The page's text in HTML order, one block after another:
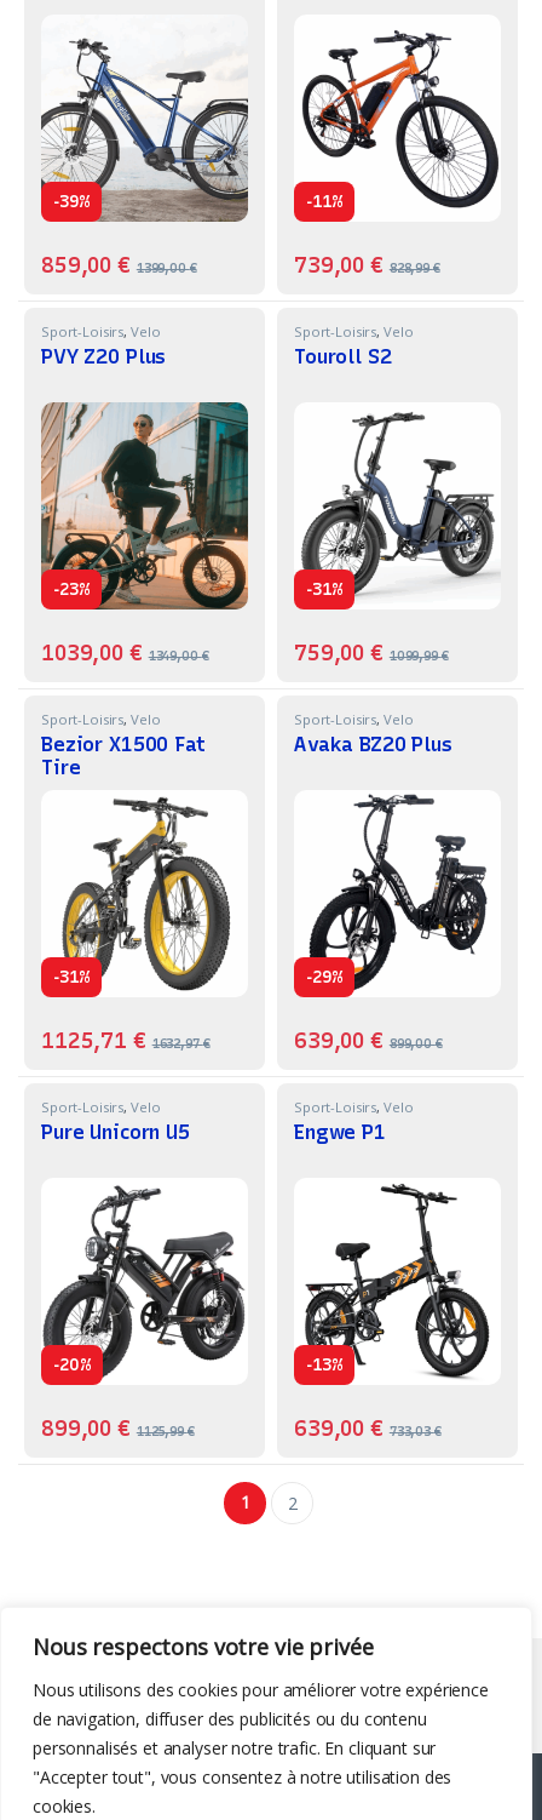
Nous respectons votre vie privée
Nous utilisons des cookies pour améliorer votre expérience
de navigation, diffuser des publicités ou du contenu
personnalisés et analyser notre trafic. En cliquant sur
"Accepter tout", vous consentez à notre utilisation des
cookies.
-39%
859,00€ 1399,00€
-11%
739,00€ 828,99€
Sport-Loisirs, Velo
PVY Z20 Plus
-23%
1039,00 € 1349,00€
Sport-Loisirs, Velo
Touroll S2
-31%
759,00€ 1099,99€
Sport-Loisirs, Velo
Bezior X1500 Fat
Tire
-31%
1125,71 € 1632,97€
Sport-Loisirs, Velo
Avaka BZ20 Plus
-29%
639,00€ 899,00€
Sport-Loisirs, Velo
Pure Unicorn U5
-20%
899,00€ 1125,99€
Sport-Loisirs, Velo
Engwe P1
-13%
639,00€ 733,03€
1 2
Liens utiles